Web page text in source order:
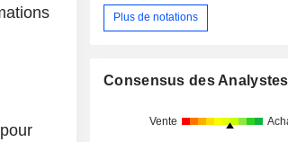
Plus de notations
Consensus des Analystes
Vente